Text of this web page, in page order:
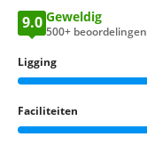
9.0 Geweldig
500+ beoordelingen
Ligging
Faciliteiten